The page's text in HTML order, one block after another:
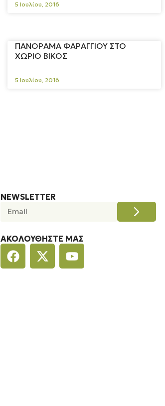
5 Ιουλίου, 2016
ΠΑΝΟΡΑΜΑ ΦΑΡΑΓΓΙΟΥ ΣΤΟ
ΧΩΡΙΟ ΒΙΚΟΣ
5 Ιουλίου, 2016
NEWSLETTER
ΑΚΟΛΟΥΘΉΣΤΕ ΜΑΣ